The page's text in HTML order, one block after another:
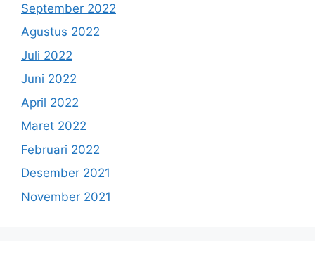
September 2022
Agustus 2022
Juli 2022
Juni 2022
April 2022
Maret 2022
Februari 2022
Desember 2021
November 2021